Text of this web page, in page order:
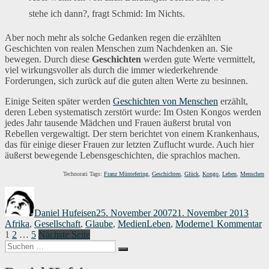
stehe ich dann?, fragt Schmid: Im Nichts.
Aber noch mehr als solche Gedanken regen die erzählten
Geschichten von realen Menschen zum Nachdenken an. Sie
bewegen. Durch diese Geschichten werden gute Werte vermittelt,
viel wirkungsvoller als durch die immer wiederkehrende
Forderungen, sich zurück auf die guten alten Werte zu besinnen.
Einige Seiten später werden Geschichten von Menschen erzählt,
deren Leben systematisch zerstört wurde: Im Osten Kongos werden
jedes Jahr tausende Mädchen und Frauen äußerst brutal von
Rebellen vergewaltigt. Der stern berichtet von einem Krankenhaus,
das für einige dieser Frauen zur letzten Zuflucht wurde. Auch hier
äußerst bewegende Lebensgeschichten, die sprachlos machen.
Technorati Tags: Franz Müntefering, Geschichten, Glück, Kongo, Leben, Menschen
Daniel Hufeisen25. November 200721. November 2013
Afrika, Gesellschaft, Glaube, MedienSchlagwörter
Leben, Moderne1 Kommentar
Seitennummerierung
der
Seite
1 Seite
2 … Seite
5 Nächste Seite
Suchen
nach:
Suchen